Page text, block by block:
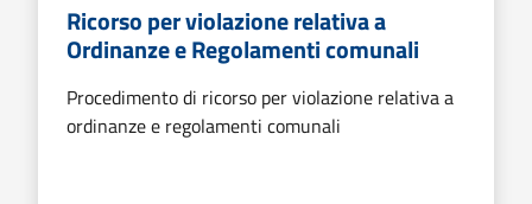
Ricorso per violazione relativa a
Ordinanze e Regolamenti comunali
Procedimento di ricorso per violazione relativa a
ordinanze e regolamenti comunali